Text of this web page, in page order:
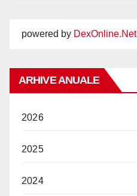
powered by DexOnline.Net
ARHIVE ANUALE
2026
2025
2024